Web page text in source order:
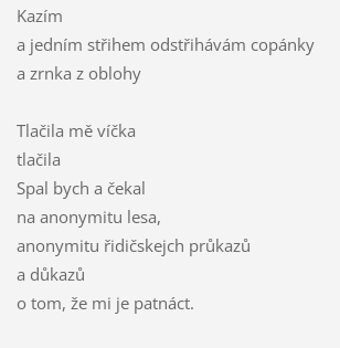
Kazím
a jedním střihem odstřihávám copánky
a zrnka z oblohy
Tlačila mě víčka
tlačila
Spal bych a čekal
na anonymitu lesa,
anonymitu řidičskejch průkazů
a důkazů
o tom, že mi je patnáct.